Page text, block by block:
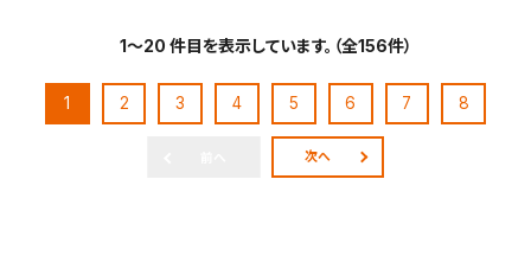
1～20 件目を表示しています。（全156件）
1 2 3 4 5 6 7 8
次へ